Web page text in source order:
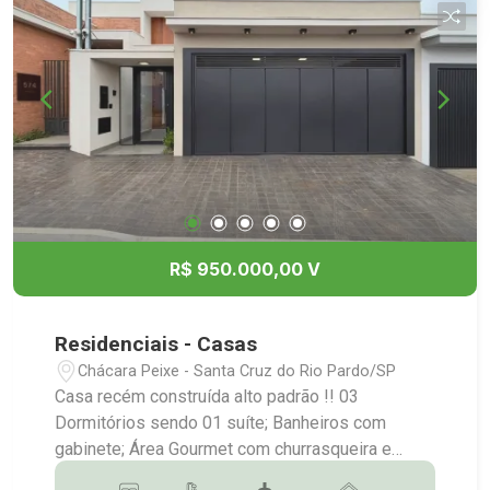
R$ 950.000,00 V
Residenciais - Casas
Chácara Peixe - Santa Cruz do Rio Pardo/SP
Casa recém construída alto padrão !! 03
Dormitórios sendo 01 suíte; Banheiros com
gabinete; Área Gourmet com churrasqueira e
quintal; Jardim de Inverno; Sala integrada com a